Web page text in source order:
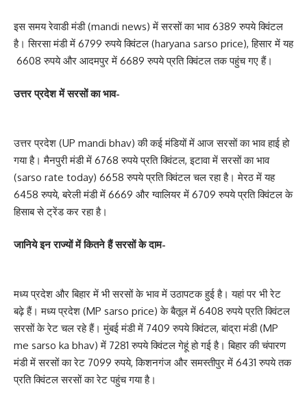
इस समय रेवाडी मंडी (mandi news) में सरसों का भाव 6389 रुपये क्विंटल
है। सिरसा मंडी में 6799 रुपये क्विंटल (haryana sarso price), हिसार में यह
6608 रुपये और आदमपुर में 6689 रुपये प्रति क्विंटल तक पहुंच गए हैं।
उत्तर प्रदेश में सरसों का भाव-
उत्तर प्रदेश (UP mandi bhav) की कई मंडियों में आज सरसों का भाव हाई हो
गया है। मैनपुरी मंडी में 6768 रुपये प्रति क्विंटल, इटावा में सरसों का भाव
(sarso rate today) 6658 रुपये प्रति क्विंटल चल रहा है। मेरठ में यह
6458 रुपये, बरेली मंडी में 6669 और ग्वालियर में 6709 रुपये प्रति क्विंटल के
हिसाब से ट्रेंड कर रहा है।
जानिये इन राज्यों में कितने हैं सरसों के दाम-
मध्य प्रदेश और बिहार में भी सरसों के भाव में उठापटक हुई है। यहां पर भी रेट
बढ़े हैं। मध्य प्रदेश (MP sarso price) के बैतूल में 6408 रुपये प्रति क्विंटल
सरसों के रेट चल रहे हैं। मुंबई मंडी में 7409 रुपये क्विंटल, बांद्रा मंडी (MP
me sarso ka bhav) में 7281 रुपये क्विंटल गेहूं हो गई है। बिहार की चंपारण
मंडी में सरसों का रेट 7099 रुपये, किशनगंज और समस्तीपुर में 6431 रुपये तक
प्रति क्विंटल सरसों का रेट पहुंच गया है।